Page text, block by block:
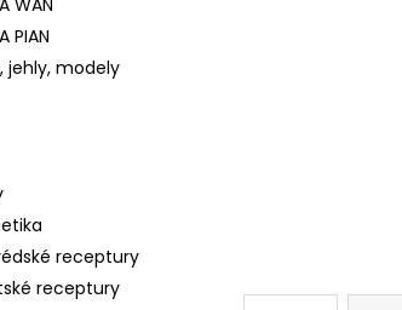
WAN
PIAN
jehly, modely
receptury
receptury